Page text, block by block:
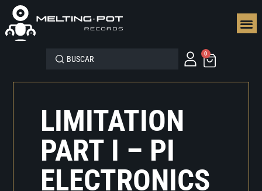
0
LIMITATION
PART I – PI
ELECTRONICS